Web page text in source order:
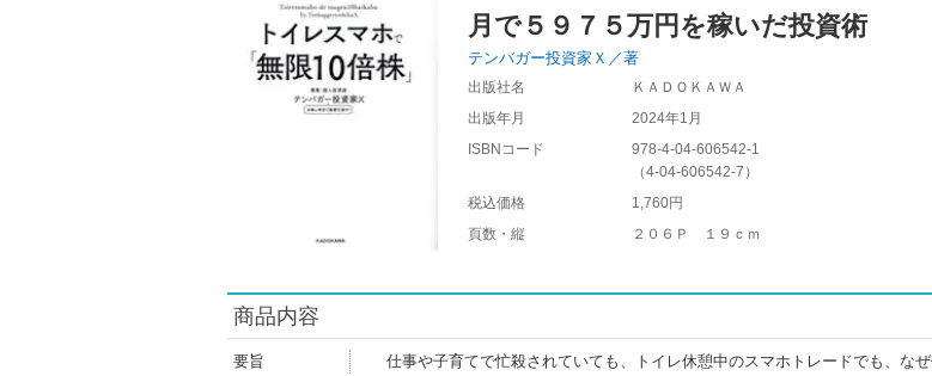
月で５９７５万円を稼いだ投資術
テンバガー投資家Ｘ／著
出版社名
ＫＡＤＯＫＡＷＡ
出版年月
2024年1月
ISBNコード
978-4-04-606542-1
（4-04-606542-7 ）
税込価格
1,760円
頁数・縦
２０６Ｐ １９ｃｍ
商品内容
要旨 仕事や子育てで忙殺されていても、トイレ休憩中のスマホトレードでも、な